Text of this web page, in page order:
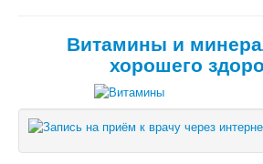
Витамины и
хорошего